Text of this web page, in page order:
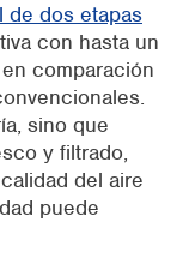
de dos etapas
con hasta un
en comparación
sino que
y filtrado,
calidad del aire
puede